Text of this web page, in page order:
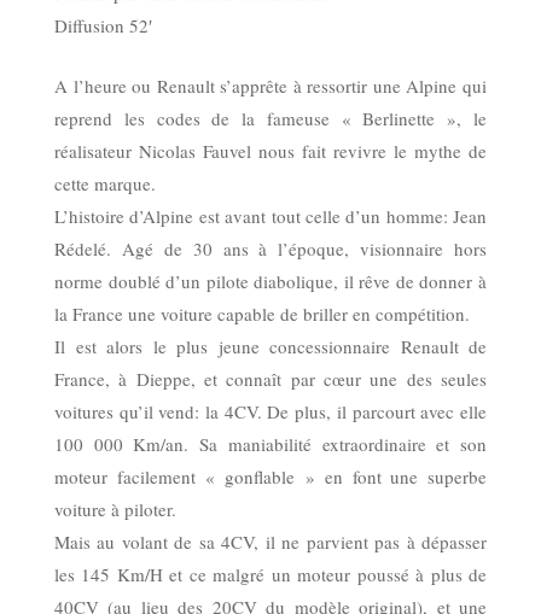
Diffusion 52′
A l’heure ou Renault s’apprête à ressortir une Alpine qui
reprend les codes de la fameuse « Berlinette », le
réalisateur Nicolas Fauvel nous fait revivre le mythe de
cette marque.
L’histoire d’Alpine est avant tout celle d’un homme: Jean
Rédelé. Agé de 30 ans à l’époque, visionnaire hors
norme doublé d’un pilote diabolique, il rêve de donner à
la France une voiture capable de briller en compétition.
Il est alors le plus jeune concessionnaire Renault de
France, à Dieppe, et connaît par cœur une des seules
voitures qu’il vend: la 4CV. De plus, il parcourt avec elle
100 000 Km/an. Sa maniabilité extraordinaire et son
moteur facilement « gonflable » en font une superbe
voiture à piloter.
Mais au volant de sa 4CV, il ne parvient pas à dépasser
les 145 Km/H et ce malgré un moteur poussé à plus de
40CV (au lieu des 20CV du modèle original), et une